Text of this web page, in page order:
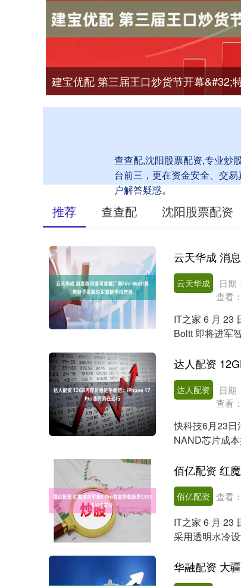
建宝优配 第三届王口炒货节开幕&#32;
查查配,沈阳股票配资,专业炒
台前三，更在资金安全、交
户解答疑惑。
推荐 查查配 沈阳股票配资
云天华成 日期
查看：
IT之家 6 月 23
Boltt 即将进军
达人配资 日期
查看：
快科技6月23
NAND芯片成
佰亿配资 查看：
IT之家 6 月 23
采用透明水冷
北证50 1134.24 11.37